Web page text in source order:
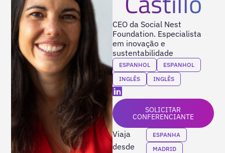
CEO da Social Nest
Foundation. Especialista
em inovação e
sustentabilidade
ESPANHOL
ESPANHOL
INGLÊS
INGLÊS
SOLICITAR
CONFERENCIANTE
Viaja
desde
ESPANHA
MADRID